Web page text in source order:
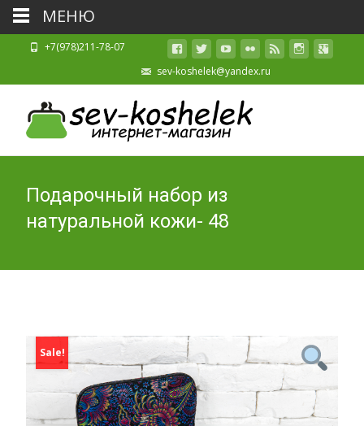
+7(978)211-78-07
sev-koshelek@yandex.ru
Подарочный набор из
натуральной кожи- 48
Sale!
МЕНЮ